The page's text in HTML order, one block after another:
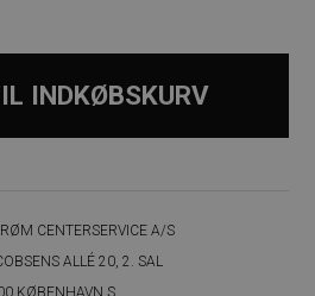
INDKØBSKURV
CENTERSERVICE A/S
ALLÉ 20, 2. SAL